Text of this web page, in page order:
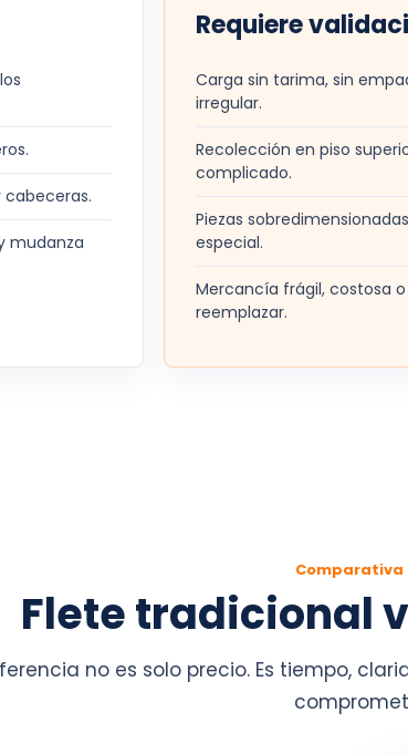
cabeceras.
mudanza
Requiere
Carga sin tarima, sin
irregular.
Recolección en piso
complicado.
Piezas
especial.
Mercancía frágil, costosa
reemplazar.
Comparativa
Flete tradicional
no es solo precio. Es tiempo,